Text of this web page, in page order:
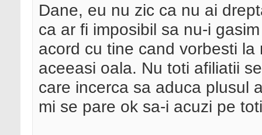
Dane, eu nu zic ca nu ai
ca ar fi imposibil sa nu-i
acord cu tine cand vorbesti
aceeasi oala. Nu toti afiliatii
care incerca sa aduca plusul
mi se pare ok sa-i acuzi pe